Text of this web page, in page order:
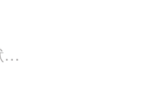
在重庆三峡学院书香氤氲的校园里，生化池默默承载着污水